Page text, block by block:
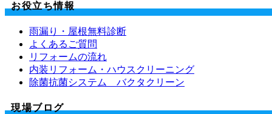
お役立ち情報
雨漏り・屋根無料診断
よくあるご質問
リフォームの流れ
内装リフォーム・ハウスクリーニング
除菌抗菌システム バクタクリーン
現場ブログ